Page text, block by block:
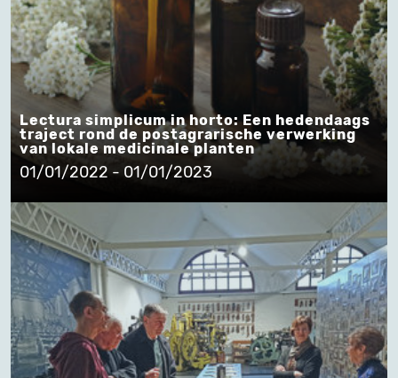
Lectura simplicum in horto: Een hedendaags
traject rond de postagrarische verwerking
van lokale medicinale planten
01/01/2022 - 01/01/2023